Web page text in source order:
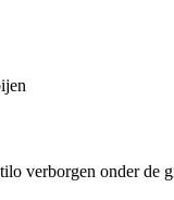
verborgen onder